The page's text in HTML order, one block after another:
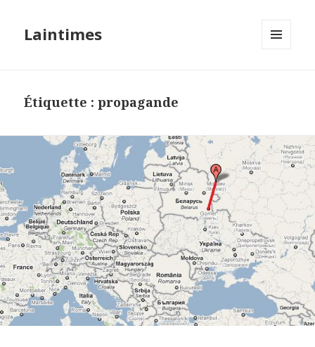
Laintimes
Étiquette :propagande